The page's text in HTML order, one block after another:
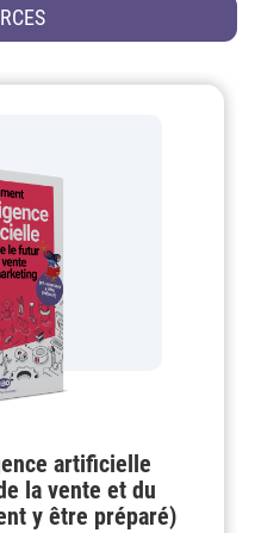
artificielle
la vente et du
y être préparé)